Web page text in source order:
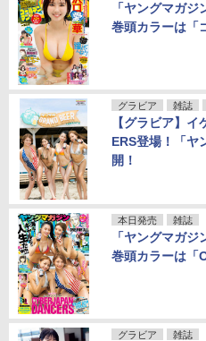
「ヤングマガ
巻頭カラーは「
グラビア 雑誌
【グラビア】
ERS登場！「ヤ
開！
本日発売 雑誌
「ヤングマガ
巻頭カラーは「
グラビア 雑誌